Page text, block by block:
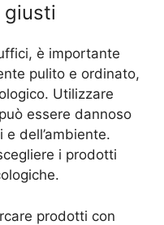
giusti
è importante
pulito e ordinato,
Utilizzare
essere dannoso
dell’ambiente.
i prodotti
prodotti con